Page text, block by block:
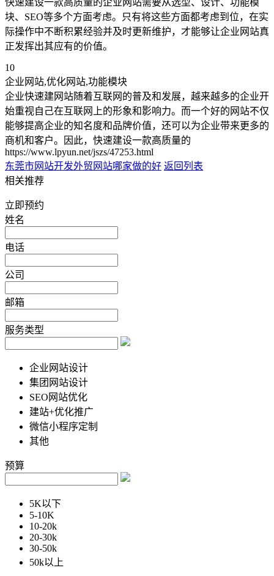
块、SEO等多个方面考虑。只有将这些方面都考虑到位，在实
际操作中不断积累经验并及时更新维护，才能够让企业网站真
正发挥出其应有的价值。
10
企业网站,优化网站,功能模块
企业快速建网站随着互联网的普及和发展，越来越多的企业开
始重视自己在互联网上的形象和影响力。而一个好的网站不仅
能够提高企业的知名度和品牌价值，还可以为企业带来更多的
商机和客户。因此，快速建设一款高质量的
https://www.lpyun.net/jszs/47253.html
东莞市网站开发外贸网站哪家做的好 返回列表
相关推荐
立即预约
姓名
电话
公司
邮箱
服务类型
企业网站设计
集团网站设计
SEO网站优化
建站+优化推广
微信小程序定制
其他
预算
5K以下
5-10K
10-20k
20-30k
30-50k
50k以上